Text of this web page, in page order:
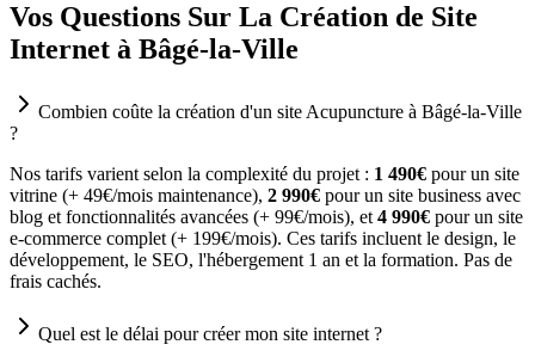
Vos Questions Sur La Création de Site
Internet à Bâgé-la-Ville
Combien coûte la création d'un site Acupuncture à Bâgé-la-Ville
?
Nos tarifs varient selon la complexité du projet : 1 490€ pour un site
vitrine (+ 49€/mois maintenance), 2 990€ pour un site business avec
blog et fonctionnalités avancées (+ 99€/mois), et 4 990€ pour un site
e-commerce complet (+ 199€/mois). Ces tarifs incluent le design, le
développement, le SEO, l'hébergement 1 an et la formation. Pas de
frais cachés.
Quel est le délai pour créer mon site internet ?